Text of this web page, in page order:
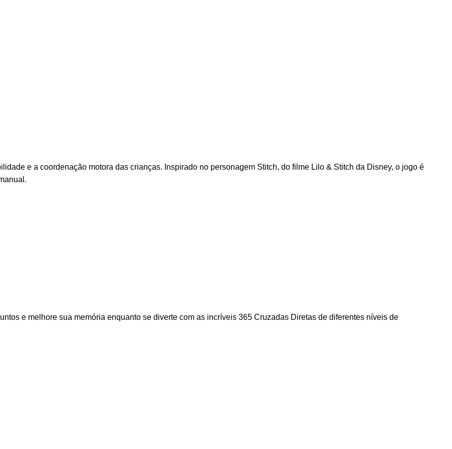
e a coordenação motora das crianças. Inspirado no personagem Stitch, do filme Lilo & Stitch da Disney, o jogo é
e melhore sua memória enquanto se diverte com as incríveis 365 Cruzadas Diretas de diferentes níveis de